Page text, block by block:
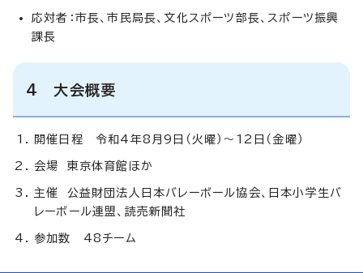
応対者：市長、市民局長、文化スポーツ部長、スポーツ振興
課長
4 大会概要
開催日程 令和4年8月9日（火曜）～12日（金曜）
会場 東京体育館ほか
主催 公益財団法人日本バレーボール協会、日本小学生バ
レーボール連盟、読売新聞社
参加数 48チーム